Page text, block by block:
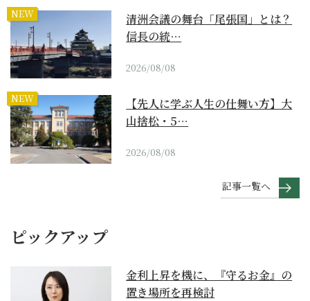
NEW
清洲会議の舞台「尾張国」とは？
信長の統…
2026/08/08
NEW
【先人に学ぶ人生の仕舞い方】大
山捨松・5…
2026/08/08
記事一覧へ
ピックアップ
金利上昇を機に、『守るお金』の
置き場所を再検討